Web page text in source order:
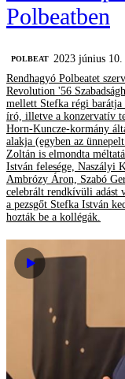
Polbeatben
‎POLBEAT 2023 június 10.
Rendhagyó Polbeatet
Revolution '56
mellett Stefka régi barátja
író, illetve a konzervatív
Horn-Kuncze-kormány
alakja (egyben az
Zoltán is elmondta
István felesége, Naszályi
Ambrózy Áron, Szabó
celebrált rendkívüli adást
a pezsgőt Stefka István
hozták be a kollégák.